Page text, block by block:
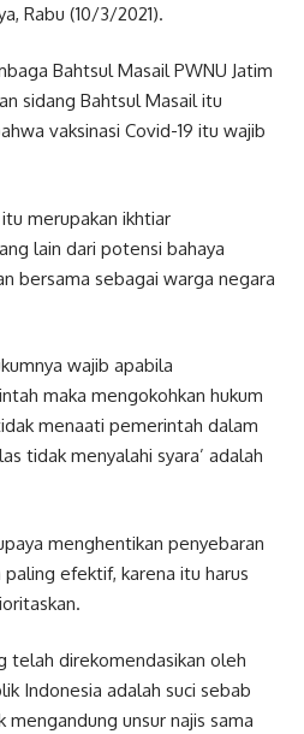
Rabu (10/3/2021).
Bahtsul Masail PWNU Jatim
sidang Bahtsul Masail itu
vaksinasi Covid-19 itu wajib
merupakan ikhtiar
lain dari potensi bahaya
bersama sebagai warga negara
wajib apabila
maka mengokohkan hukum
menaati pemerintah dalam
tidak menyalahi syara’ adalah
menghentikan penyebaran
paling efektif, karena itu harus
telah direkomendasikan oleh
Indonesia adalah suci sebab
unsur najis sama